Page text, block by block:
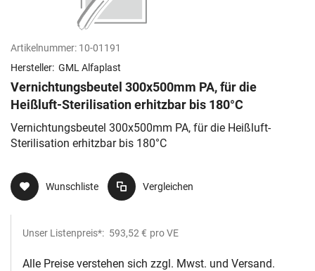
Artikelnummer: 10-01191
Hersteller: GML Alfaplast
Vernichtungsbeutel 300x500mm PA, für die
Heißluft-Sterilisation erhitzbar bis 180°C
Vernichtungsbeutel 300x500mm PA, für die Heißluft-
Sterilisation erhitzbar bis 180°C
Wunschliste Vergleichen
Unser Listenpreis*: 593,52 € pro VE
Alle Preise verstehen sich zzgl. Mwst. und Versand.